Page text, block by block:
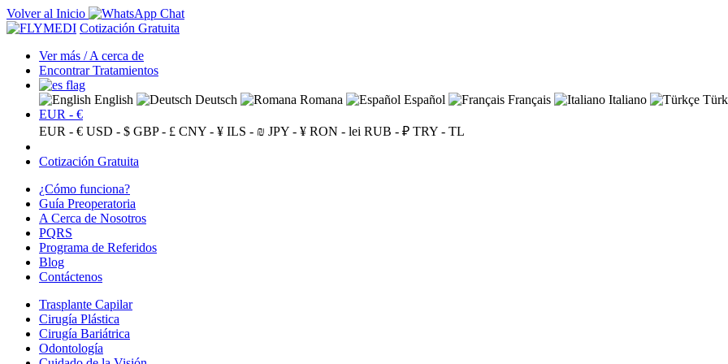
Volver al Inicio
Cotización Gratuita
Ver más / A cerca de
Encontrar Tratamientos
English Deutsch Romana Español Français Italiano
EUR - €
EUR - € USD - $ GBP - £ CNY - ¥ ILS - ₪ JPY - ¥ RON - lei RUB - ₽ TRY - TL
Cotización Gratuita
¿Cómo funciona?
Guía Preoperatoria
A Cerca de Nosotros
PQRS
Programa de Referidos
Blog
Contáctenos
Trasplante Capilar
Cirugía Plástica
Cirugía Bariátrica
Odontología